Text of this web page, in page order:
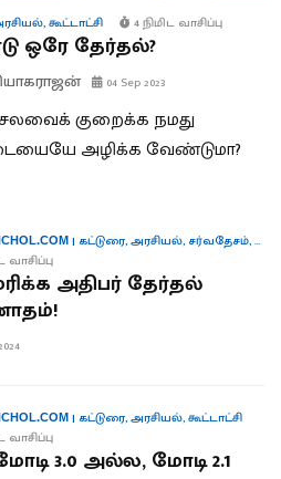
,கூட்டாட்சி 4 நிமிட வாசிப்பு
ஒரே தேர்தல்?
04 Sep 2023
குறைக்க நமது
அழிக்க வேண்டுமா?
| கட்டுரை,அரசியல், சர்வதேசம்,
வாசிப்பு
அதிபர் தேர்தல்
| கட்டுரை,அரசியல்,கூட்டாட்சி
வாசிப்பு
3.0 அல்ல, மோடி 2.1